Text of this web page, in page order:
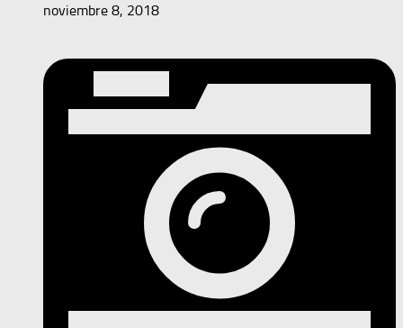
noviembre 8, 2018